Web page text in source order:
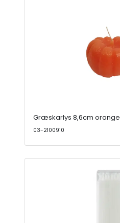
Græskarlys 8,6cm orange
03-2100910